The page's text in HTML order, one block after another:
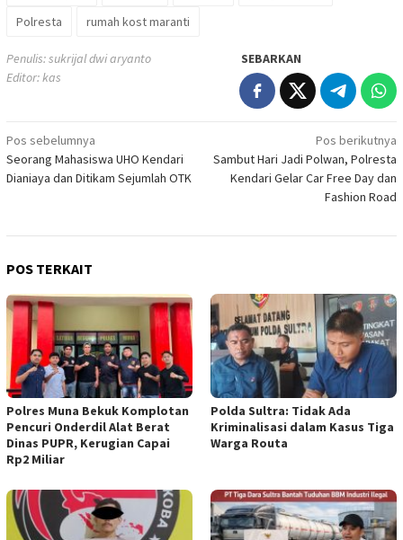
Polresta
rumah kost maranti
Penulis: sukrijal dwi aryanto
Editor: kas
SEBARKAN
Navigasi
pos
Pos sebelumnya
Seorang Mahasiswa UHO Kendari
Dianiaya dan Ditikam Sejumlah OTK
Pos berikutnya
Sambut Hari Jadi Polwan, Polresta
Kendari Gelar Car Free Day dan
Fashion Road
POS TERKAIT
Polres Muna Bekuk Komplotan
Pencuri Onderdil Alat Berat
Dinas PUPR, Kerugian Capai
Rp2 Miliar
Polda Sultra: Tidak Ada
Kriminalisasi dalam Kasus Tiga
Warga Routa